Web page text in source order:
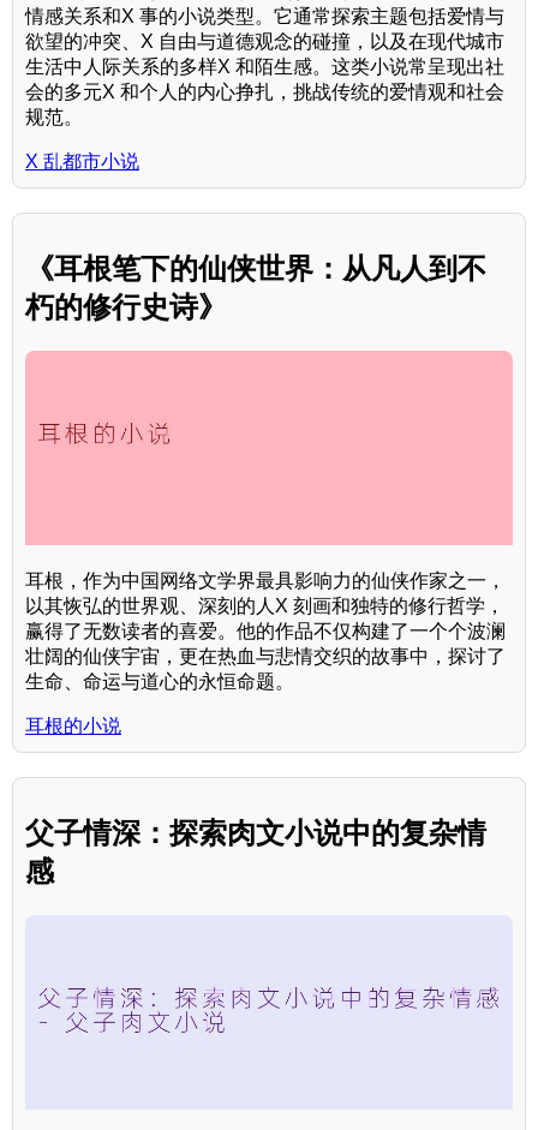
情感关系和X 事的小说类型。它通常探索主题包括爱情与
欲望的冲突、X 自由与道德观念的碰撞，以及在现代城市
生活中人际关系的多样X 和陌生感。这类小说常呈现出社
会的多元X 和个人的内心挣扎，挑战传统的爱情观和社会
规范。
X 乱都市小说
《耳根笔下的仙侠世界：从凡人到不
朽的修行史诗》
耳根，作为中国网络文学界最具影响力的仙侠作家之一，
以其恢弘的世界观、深刻的人X 刻画和独特的修行哲学，
赢得了无数读者的喜爱。他的作品不仅构建了一个个波澜
壮阔的仙侠宇宙，更在热血与悲情交织的故事中，探讨了
生命、命运与道心的永恒命题。
耳根的小说
父子情深：探索肉文小说中的复杂情
感